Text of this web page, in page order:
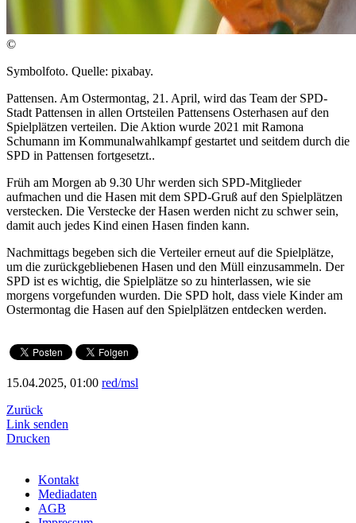
©
Symbolfoto. Quelle: pixabay.
Pattensen. Am Ostermontag, 21. April, wird das Team der SPD-
Stadt Pattensen in allen Ortsteilen Pattensens Osterhasen auf den
Spielplätzen verteilen. Die Aktion wurde 2021 mit Ramona
Schumann im Kommunalwahlkampf gestartet und seitdem durch die
SPD in Pattensen fortgesetzt..
Früh am Morgen ab 9.30 Uhr werden sich SPD-Mitglieder
aufmachen und die Hasen mit dem SPD-Gruß auf den Spielplätzen
verstecken. Die Verstecke der Hasen werden nicht zu schwer sein,
damit auch jedes Kind einen Hasen finden kann.
Nachmittags begeben sich die Verteiler erneut auf die Spielplätze,
um die zurückgebliebenen Hasen und den Müll einzusammeln. Der
SPD ist es wichtig, die Spielplätze so zu hinterlassen, wie sie
morgens vorgefunden wurden. Die SPD holt, dass viele Kinder am
Ostermontag die Hasen auf den Spielplätzen entdecken werden.
15.04.2025, 01:00 red/msl
Zurück
Link senden
Drucken
Kontakt
Mediadaten
AGB